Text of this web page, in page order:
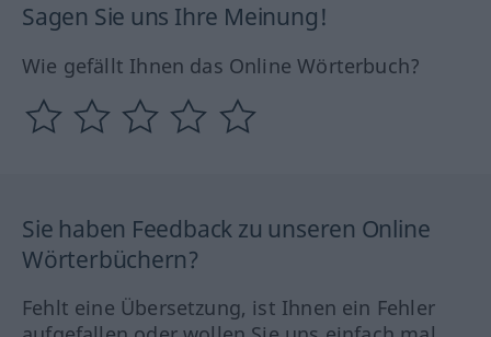
Sagen Sie uns Ihre Meinung!
Wie gefällt Ihnen das Online Wörterbuch?
Sie haben Feedback zu unseren Online
Wörterbüchern?
Fehlt eine Übersetzung, ist Ihnen ein Fehler